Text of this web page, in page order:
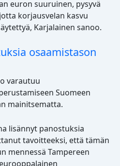
euron suuruinen, pysyvä
korjausvelan kasvu
Karjalainen sanoo.
osaamistason
varautuu
Suomeen
mainitsematta.
lisännyt panostuksia
tavoitteeksi, että tämän
mennessä Tampereen